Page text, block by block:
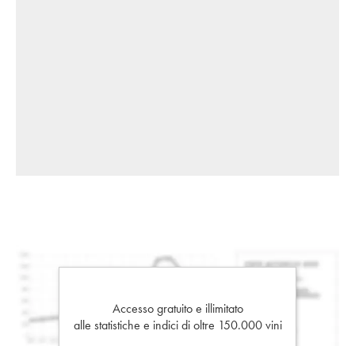
Accesso gratuito e illimitato
alle statistiche e indici di oltre 150.000 vini